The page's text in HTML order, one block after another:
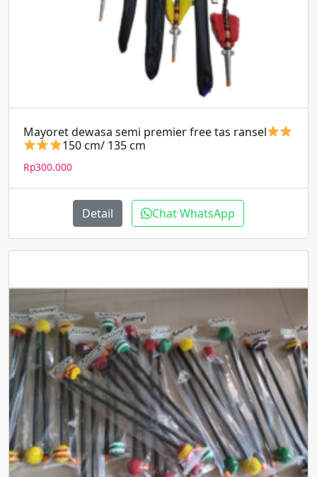
Mayoret dewasa semi premier free tas ransel
150 cm/ 135 cm
Rp300.000
Detail Chat WhatsApp